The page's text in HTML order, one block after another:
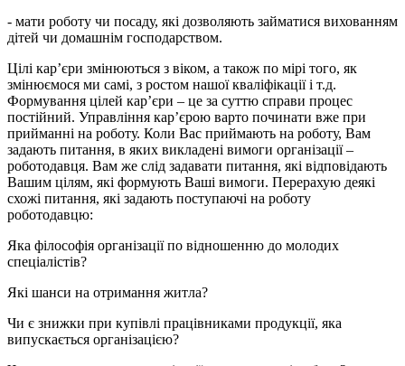
- мати роботу чи посаду, які дозволяють займатися вихованням
дітей чи домашнім господарством.
Цілі кар’єри змінюються з віком, а також по мірі того, як
змінюємося ми самі, з ростом нашої кваліфікації і т.д.
Формування цілей кар’єри – це за суттю справи процес
постійний. Управління кар’єрою варто починати вже при
прийманні на роботу. Коли Вас приймають на роботу, Вам
задають питання, в яких викладені вимоги організації –
роботодавця. Вам же слід задавати питання, які відповідають
Вашим цілям, які формують Ваші вимоги. Перерахую деякі
схожі питання, які задають поступаючі на роботу
роботодавцю:
Яка філософія організації по відношенню до молодих
спеціалістів?
Які шанси на отримання житла?
Чи є знижки при купівлі працівниками продукції, яка
випускається організацією?